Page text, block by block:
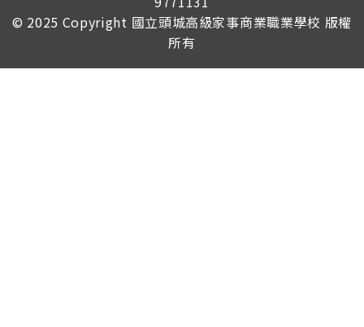
© 2025 Copyright 國立頭城高級家事商業職業學校 版權
所有